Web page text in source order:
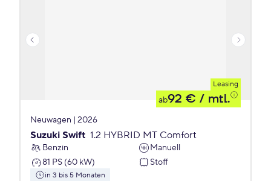
Leasing
ab92 € / mtl.
Neuwagen | 2026
Suzuki Swift 1.2 HYBRID MT Comfort
Benzin
Manuell
81 PS (60 kW)
Stoff
in 3 bis 5 Monaten